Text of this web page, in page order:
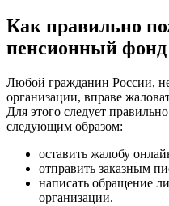
Как правильно
пенсионный
Любой гражданин России,
организации, вправе
Для этого следует
следующим образом:
оставить жалобу
отправить заказным
написать обращение
организации.